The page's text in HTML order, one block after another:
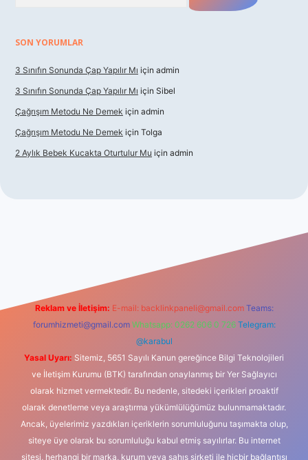
SON YORUMLAR
3 Sınıfın Sonunda Çap Yapılır Mı için admin
3 Sınıfın Sonunda Çap Yapılır Mı için Sibel
Çağrışım Metodu Ne Demek için admin
Çağrışım Metodu Ne Demek için Tolga
2 Aylık Bebek Kucakta Oturtulur Mu için admin
Reklam ve İletişim: E-mail: backlinkpaneli@gmail.com Teams:
forumhizmeti@gmail.com Whatsapp: 0262 606 0 726 Telegram:
@karabul
Yasal Uyarı: Sitemiz, 5651 Sayılı Kanun gereğince Bilgi Teknolojileri
ve İletişim Kurumu (BTK) tarafından onaylanmış bir Yer Sağlayıcı
olarak hizmet vermektedir. Bu nedenle, sitedeki içerikleri proaktif
olarak denetleme veya araştırma yükümlülüğümüz bulunmamaktadır.
Ancak, üyelerimiz yazdıkları içeriklerin sorumluluğunu taşımakta olup,
siteye üye olarak bu sorumluluğu kabul etmiş sayılırlar. Bu internet
sitesi, herhangi bir marka, kurum veya şahıs şirketi ile hiçbir bağlantısı